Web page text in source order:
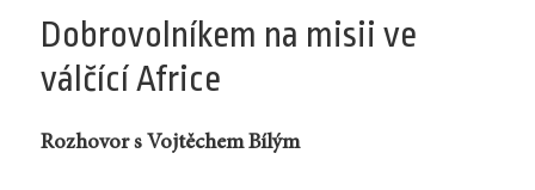
Dobrovolníkem na misii ve
válčící Africe
Rozhovor s Vojtěchem Bílým